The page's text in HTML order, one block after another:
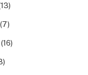
(7)
(16)